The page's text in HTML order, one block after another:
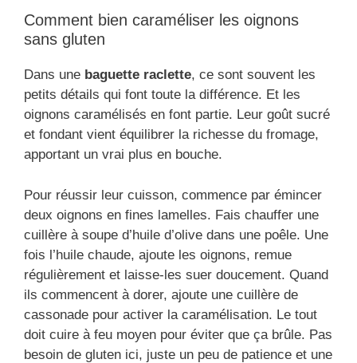
Comment bien caraméliser les oignons
sans gluten
Dans une baguette raclette, ce sont souvent les
petits détails qui font toute la différence. Et les
oignons caramélisés en font partie. Leur goût sucré
et fondant vient équilibrer la richesse du fromage,
apportant un vrai plus en bouche.
Pour réussir leur cuisson, commence par émincer
deux oignons en fines lamelles. Fais chauffer une
cuillère à soupe d’huile d’olive dans une poêle. Une
fois l’huile chaude, ajoute les oignons, remue
régulièrement et laisse-les suer doucement. Quand
ils commencent à dorer, ajoute une cuillère de
cassonade pour activer la caramélisation. Le tout
doit cuire à feu moyen pour éviter que ça brûle. Pas
besoin de gluten ici, juste un peu de patience et une